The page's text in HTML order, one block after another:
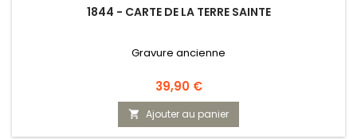
1844 - CARTE DE LA TERRE SAINTE
Gravure ancienne
Prix
39,90 €
 Ajouter au panier